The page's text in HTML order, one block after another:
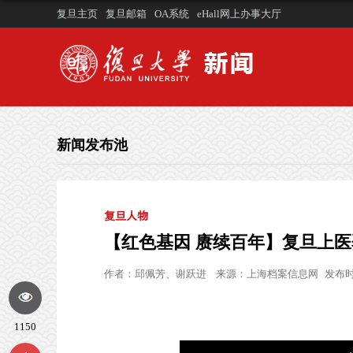
复旦主页 复旦邮箱 OA系统 eHall网上办事大厅
新闻发布池
复旦人物
【红色基因 赓续百年】复旦上
作者： 邱佩芳、谢跃进 来源： 上海档案信息网 发布
1150